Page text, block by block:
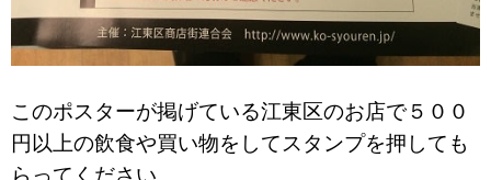
このポスターが掲げている江東区のお店で５００
円以上の飲食や買い物をしてスタンプを押しても
らってください。